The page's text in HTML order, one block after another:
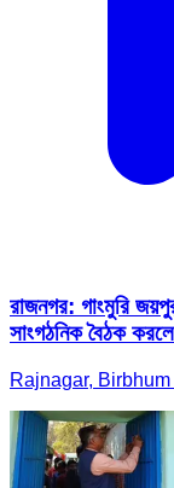
রাজনগর: গাংমুরি
সাংগঠনিক বৈঠক
Rajnagar,